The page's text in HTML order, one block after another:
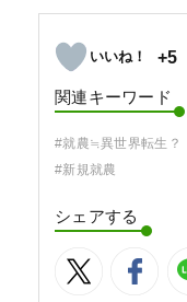
+5
関連キーワード
#就農≒異世界転生？
#新規就農
シェアする